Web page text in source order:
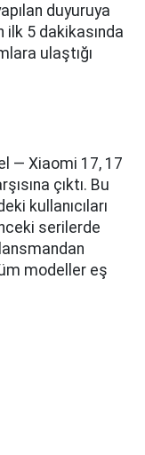
duyuruya
ilk 5 dakikasında
ulaştığı
— Xiaomi 17, 17
çıktı. Bu
kullanıcıları
serilerde
modeller eş